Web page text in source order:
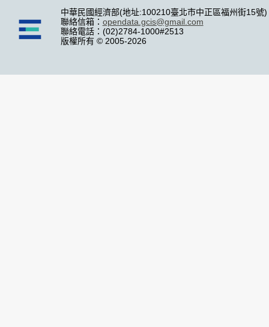
中華民國經濟部(地址:100210臺北市中正區福州街15號)
聯絡信箱： opendata.gcis@gmail.com
聯絡電話：(02)2784-1000#2513
版權所有 © 2005-2026